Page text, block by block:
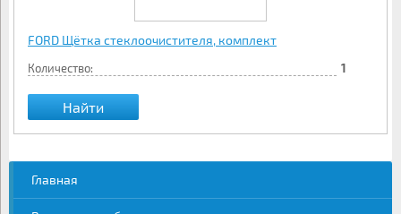
FORD Щётка стеклоочистителя, комплект
Количество: 1
Найти
Главная